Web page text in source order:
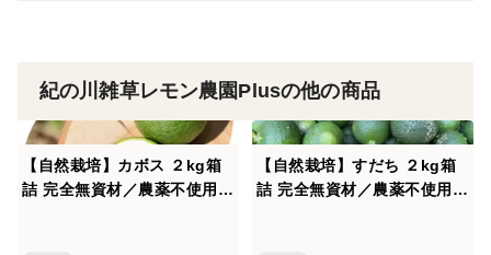
紀の川雑草レモン農園Plusの他の商品
【自然栽培】カボス ２kg箱
詰 完全無資材／農薬不使用・
【自然栽培】すだち ２kg箱
詰 完全無資材／農薬不使用・